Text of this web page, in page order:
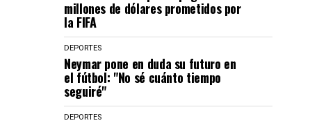
millones de dólares prometidos por
la FIFA
DEPORTES
Neymar pone en duda su futuro en
el fútbol: "No sé cuánto tiempo
seguiré"
DEPORTES